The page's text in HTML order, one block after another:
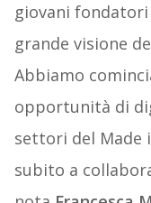
giovani
grande visione
Abbiamo
opportunità di
settori del Made
subito a